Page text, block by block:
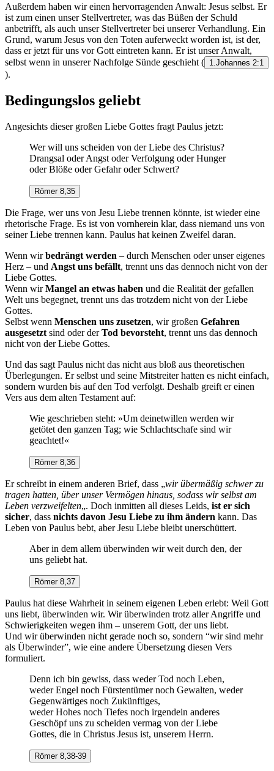
Außerdem haben wir einen hervorragenden Anwalt: Jesus selbst. Er
ist zum einen unser Stellvertreter, was das Büßen der Schuld
anbetrifft, als auch unser Stellvertreter bei unserer Verhandlung. Ein
Grund, warum Jesus von den Toten auferweckt worden ist, ist der,
dass er jetzt für uns vor Gott eintreten kann. Er ist unser Anwalt,
selbst wenn in unserer Nachfolge Sünde geschieht ( 1.Johannes 2:1
).
Bedingungslos geliebt
Angesichts dieser großen Liebe Gottes fragt Paulus jetzt:
Wer will uns scheiden von der Liebe des Christus?
Drangsal oder Angst oder Verfolgung oder Hunger
oder Blöße oder Gefahr oder Schwert?
Römer 8,35
Die Frage, wer uns von Jesu Liebe trennen könnte, ist wieder eine
rhetorische Frage. Es ist von vornherein klar, dass niemand uns von
seiner Liebe trennen kann. Paulus hat keinen Zweifel daran.
Wenn wirbedrängt werden – durch Menschen oder unser eigenes
Herz – und Angst uns befällt, trennt uns das dennoch nicht von der
Liebe Gottes.
Wenn wirMangel an etwas haben und die Realität der gefallen
Welt uns begegnet, trennt uns das trotzdem nicht von der Liebe
Gottes.
Selbst wenn Menschen uns zusetzen, wir großen Gefahren
ausgesetzt sind oder derTod bevorsteht, trennt uns das dennoch
nicht von der Liebe Gottes.
Und das sagt Paulus nicht das nicht aus bloß aus theoretischen
Überlegungen. Er selbst und seine Mitstreiter hatten es nicht einfach,
sondern wurden bis auf den Tod verfolgt. Deshalb greift er einen
Vers aus dem alten Testament auf:
Wie geschrieben steht: »Um deinetwillen werden wir
getötet den ganzen Tag; wie Schlachtschafe sind wir
geachtet!«
Römer 8,36
Er schreibt in einem anderen Brief, dass „wir übermäßig schwer zu
tragen hatten, über unser Vermögen hinaus, sodass wir selbst am
Leben verzweifelten„. Doch inmitten all dieses Leids, ist er sich
sicher, dass nichts davon Jesu Liebe zu ihm ändern kann. Das
Leben von Paulus bebt, aber Jesu Liebe bleibt unerschüttert.
Aber in dem allem überwinden wir weit durch den, der
uns geliebt hat.
Römer 8,37
Paulus hat diese Wahrheit in seinem eigenen Leben erlebt: Weil Gott
uns liebt, überwinden wir. Wir überwinden trotz aller Angriffe und
Schwierigkeiten wegen ihm – unserem Gott, der uns liebt.
Und wir überwinden nicht gerade noch so, sondern “wir sind mehr
als Überwinder”, wie eine andere Übersetzung diesen Vers
formuliert.
Denn ich bin gewiss, dass weder Tod noch Leben,
weder Engel noch Fürstentümer noch Gewalten, weder
Gegenwärtiges noch Zukünftiges,
weder Hohes noch Tiefes noch irgendein anderes
Geschöpf uns zu scheiden vermag von der Liebe
Gottes, die in Christus Jesus ist, unserem Herrn.
Römer 8,38-39